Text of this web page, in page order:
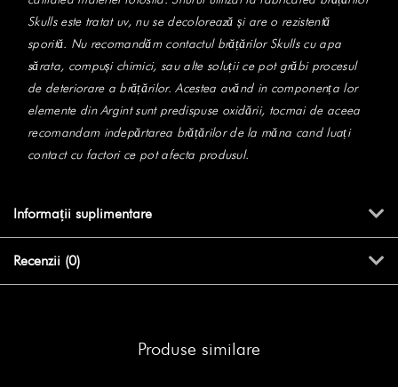
Skulls este tratat uv, nu se decolorează și are o rezistentă
sporită. Nu recomandăm contactul brățărilor Skulls cu apa
sărata, compuși chimici, sau alte soluții ce pot grăbi procesul
de deteriorare a brățărilor. Acestea avănd in componența lor
elemente din Argint sunt predispuse oxidării, tocmai de aceea
recomandam indepărtarea brățărilor de la măna cand luați
contact cu factori ce pot afecta produsul.
Informații suplimentare
Recenzii (0)
Produse similare